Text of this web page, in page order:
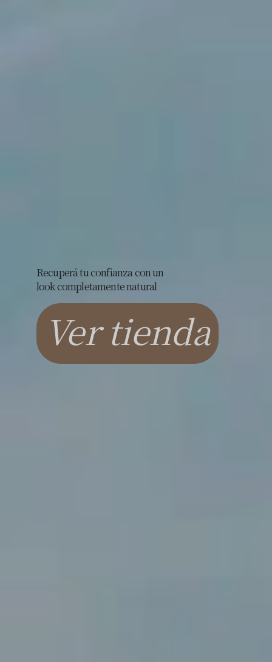
Recuperá tu confianza con un
look completamente natural
Ver tienda